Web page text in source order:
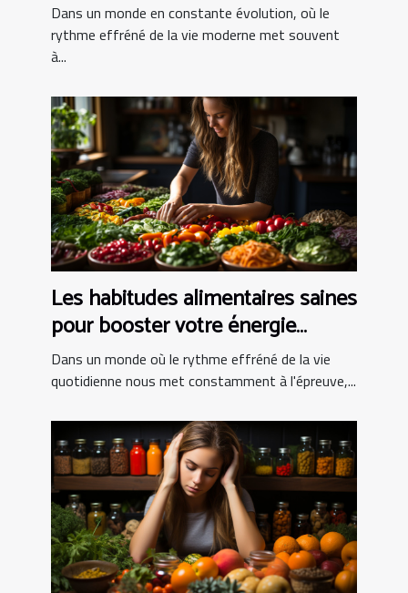
Dans un monde en constante évolution, où le
rythme effréné de la vie moderne met souvent
à...
Les habitudes alimentaires saines
pour booster votre énergie
quotidienne
Dans un monde où le rythme effréné de la vie
quotidienne nous met constamment à l'épreuve,...